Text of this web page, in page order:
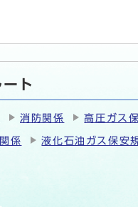
ト
消防関係 高圧ガス
係 液化石油ガス保安